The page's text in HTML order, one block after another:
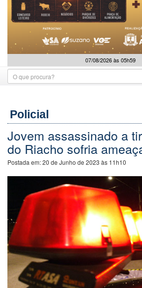
07/08/2026 às 05h59
Policial
Jovem assassinado a
do Riacho sofria
Postada em:20 de Junho de 2023 às 11h10